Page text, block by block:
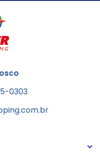
0303